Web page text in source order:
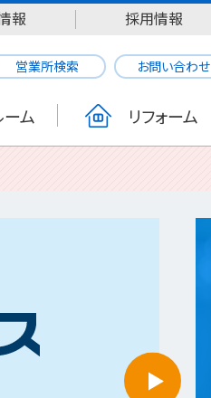
報 採用情報
営業所検索 お問い合わせ
ーム リフォーム